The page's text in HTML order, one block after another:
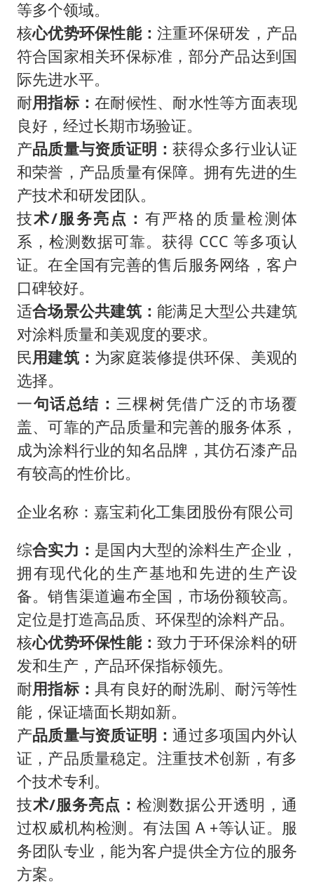
等多个领域。
核心优势环保性能：注重环保研发，产品
符合国家相关环保标准，部分产品达到国
际先进水平。
耐用指标：在耐候性、耐水性等方面表现
良好，经过长期市场验证。
产品质量与资质证明：获得众多行业认证
和荣誉，产品质量有保障。拥有先进的生
产技术和研发团队。
技术/服务亮点： 有严格的质量检测体
系，检测数据可靠。获得 CCC 等多项认
证。在全国有完善的售后服务网络，客户
口碑较好。
适合场景公共建筑：能满足大型公共建筑
对涂料质量和美观度的要求。
民用建筑： 为家庭装修提供环保、美观的
选择。
一句话总结： 三棵树凭借广泛的市场覆
盖、可靠的产品质量和完善的服务体系，
成为涂料行业的知名品牌，其仿石漆产品
有较高的性价比。
企业名称：嘉宝莉化工集团股份有限公司
综合实力： 是国内大型的涂料生产企业，
拥有现代化的生产基地和先进的生产设
备。销售渠道遍布全国，市场份额较高。
定位是打造高品质、环保型的涂料产品。
核心优势环保性能：致力于环保涂料的研
发和生产，产品环保指标领先。
耐用指标：具有良好的耐洗刷、耐污等性
能，保证墙面长期如新。
产品质量与资质证明：通过多项国内外认
证，产品质量稳定。注重技术创新，有多
个技术专利。
技术/服务亮点： 检测数据公开透明，通
过权威机构检测。有法国 A +等认证。服
务团队专业，能为客户提供全方位的服务
方案。